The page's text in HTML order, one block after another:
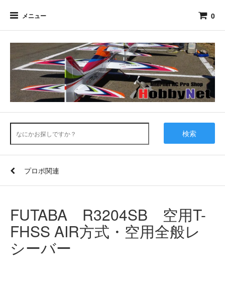
メニュー 0
検索
プロポ関連
FUTABA R3204SB 空用T-
FHSS AIR方式・空用全般レ
シーバー